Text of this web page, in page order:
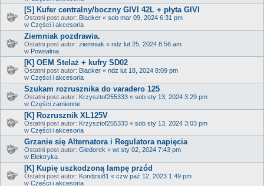
[S] Kufer centralny/boczny GIVI 42L + płyta GIVI
Ostatni post autor: Blacker « sob mar 09, 2024 6:31 pm
w Części i akcesoria
Ziemniak pozdrawia.
Ostatni post autor: ziemniak « ndz lut 25, 2024 8:56 am
w Powitalnia
[K] OEM Stelaż + kufry SD02
Ostatni post autor: Blacker « ndz lut 18, 2024 8:09 pm
w Części i akcesoria
Szukam rozrusznika do varadero 125
Ostatni post autor: Krzysztof255333 « sob sty 13, 2024 3:29 pm
w Części zamienne
[K] Rozrusznik XL125V
Ostatni post autor: Krzysztof255333 « sob sty 13, 2024 3:03 pm
w Części i akcesoria
Grzanie się Alternatora i Regulatora napięcia
Ostatni post autor: Giedorek « wt sty 02, 2024 7:43 pm
w Elektryka
[K] Kupię uszkodzoną lampę przód
Ostatni post autor: Kondziu81 « czw paź 12, 2023 1:49 pm
w Części i akcesoria